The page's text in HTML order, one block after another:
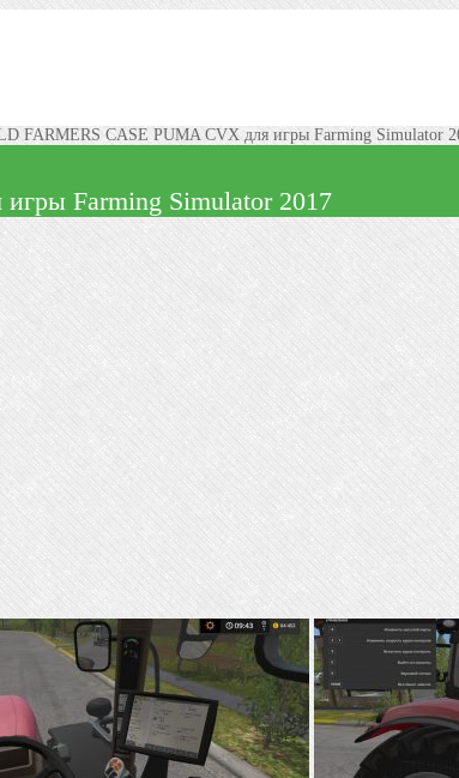
FARMERS CASE PUMA CVX для игры Farming Simulator
Farming Simulator 2017